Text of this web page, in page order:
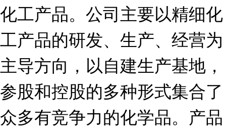
化工产品。公司主要以精细化
工产品的研发、生产、经营为
主导方向，以自建生产基地，
参股和控股的多种形式集合了
众多有竞争力的化学品。产品